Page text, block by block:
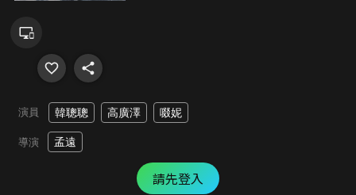
演員 韓聰聰 高廣澤 啜妮
導演 孟遠
請先登入